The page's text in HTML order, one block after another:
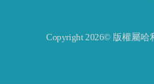
Copyright 2026© 版權屬